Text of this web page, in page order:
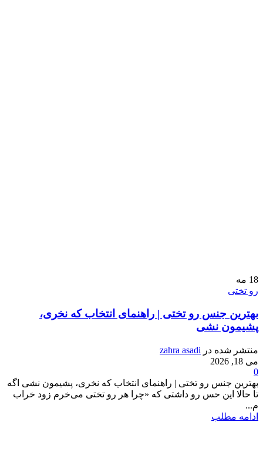
18 مه
رو تختی
بهترین جنس رو تختی | راهنمای انتخاب که نخری،
پشیمون نشی
منتشر شده در zahra asadi
می 18, 2026
0
بهترین جنس رو تختی | راهنمای انتخاب که نخری، پشیمون نشی اگه
تا حالا این حس رو داشتی که «چرا هر رو تختی می‌خرم زود خراب
م...
ادامه مطلب